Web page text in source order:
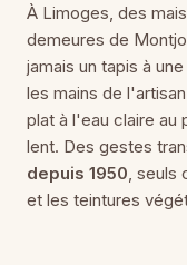
À Limoges, des
demeures de
jamais un tapis à
les mains de
plat à l'eau claire au
lent. Des gestes
depuis 1950, seuls
et les teintures